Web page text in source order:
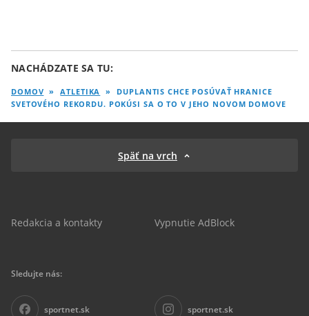
NACHÁDZATE SA TU:
DOMOV » ATLETIKA »
DUPLANTIS CHCE POSÚVAŤ HRANICE
SVETOVÉHO REKORDU. POKÚSI SA O TO V JEHO NOVOM DOMOVE
Späť na vrch
Redakcia a kontakty Vypnutie AdBlock
Sledujte nás:
sportnet.sk sportnet.sk